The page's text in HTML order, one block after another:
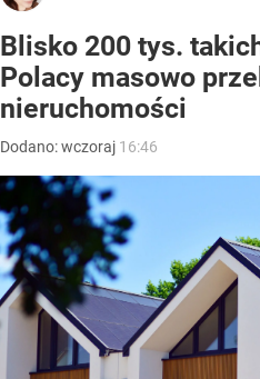
Blisko 200 tys.
Polacy masowo
nieruchomości
Dodano:wczoraj 16:46